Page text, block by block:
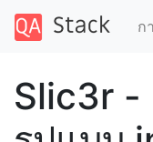
ก
Slic3r -